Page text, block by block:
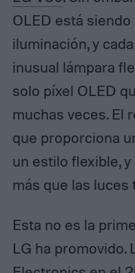
OLED está
iluminación, y
inusual lámpara
solo píxel OLED
muchas veces. El
que proporciona
un estilo flexible,
más que las luces
Esta no es la
LG ha promovido.